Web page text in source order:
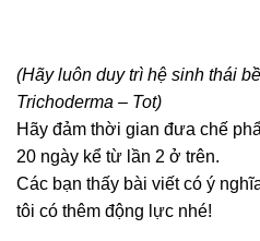
(Hãy luôn duy trì hệ sinh thái
Trichoderma – Tot)
Hãy đảm thời gian đưa chế
20 ngày kể từ lần 2 ở trên.
Các bạn thấy bài viết có ý
tôi có thêm động lực nhé!